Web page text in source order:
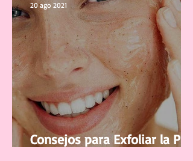
Consejos para Exfoliar la Piel
20 ago 2021